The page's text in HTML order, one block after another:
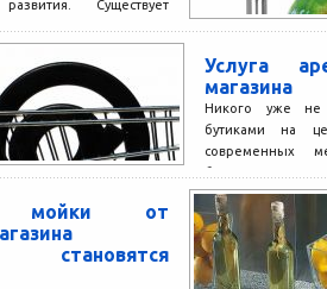
Существует
тематик, и, что еще
внимания,...
Услуга
магазина
Никого уже не
бутиками на
современных
большая часть
не говоря уже...
мойки от
становятся